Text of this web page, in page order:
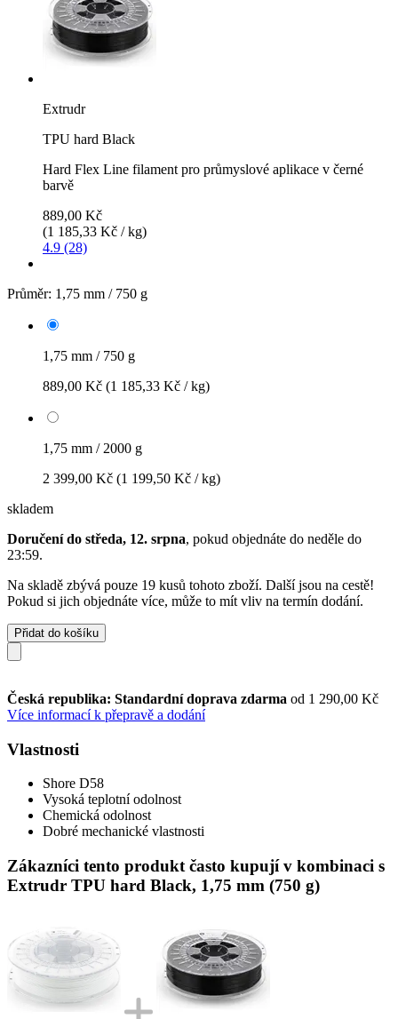
Extrudr
TPU hard Black
Hard Flex Line filament pro průmyslové aplikace v černé
barvě
889,00 Kč
(1 185,33 Kč / kg)
4.9 (28)
Průměr: 1,75 mm / 750 g
1,75 mm / 750 g
889,00 Kč (1 185,33 Kč / kg)
1,75 mm / 2000 g
2 399,00 Kč (1 199,50 Kč / kg)
skladem
Doručení do středa, 12. srpna, pokud objednáte do neděle do
23:59.
Na skladě zbývá pouze 19 kusů tohoto zboží. Další jsou na cestě!
Pokud si jich objednáte více, může to mít vliv na termín dodání.
Přidat do košíku
Česká republika: Standardní doprava zdarma od 1 290,00 Kč
Více informací k přepravě a dodání
Vlastnosti
Shore D58
Vysoká teplotní odolnost
Chemická odolnost
Dobré mechanické vlastnosti
Zákazníci tento produkt často kupují v kombinaci s
Extrudr TPU hard Black, 1,75 mm (750 g)